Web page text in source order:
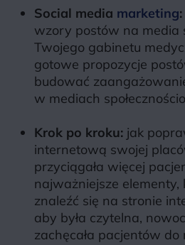
Social media marketing:
wzory postów na media
Twojego gabinetu
gotowe propozycje
budować
w mediach
Krok po kroku:jak
internetową swojej
przyciągała więcej
najważniejsze
znaleźć się na stronie
aby była czytelna,
zachęcała pacjentów